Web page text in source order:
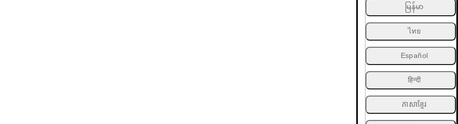
မြန်မာ
ไทย
Español
हिन्दी
ភាសាខ្មែរ